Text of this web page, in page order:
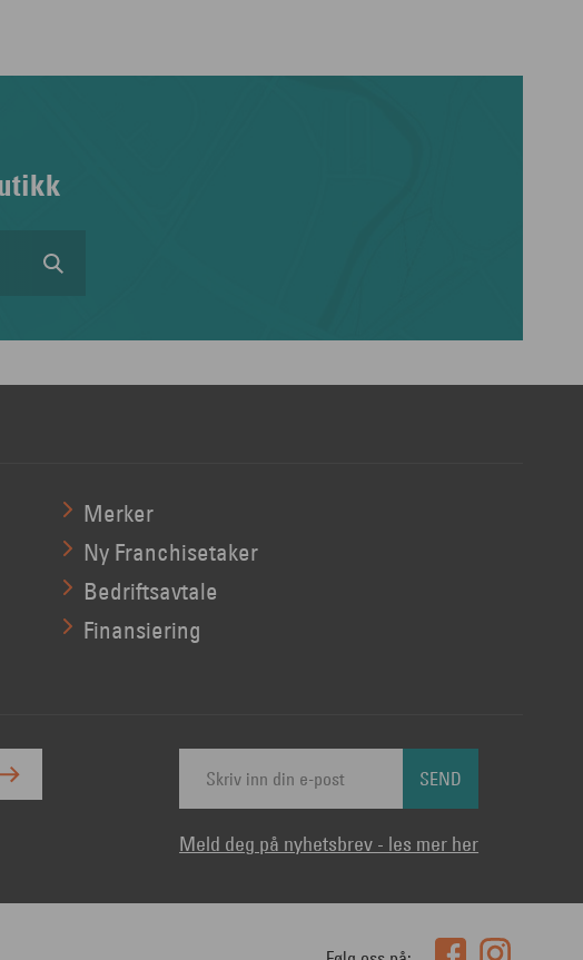
Merker
Ny Franchisetaker
Bedriftsavtale
Finansiering
SEND
Meld deg på nyhetsbrev - les mer her